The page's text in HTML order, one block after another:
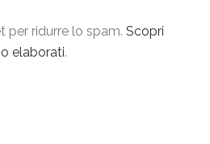
per ridurre lo spam. Scopri
elaborati.